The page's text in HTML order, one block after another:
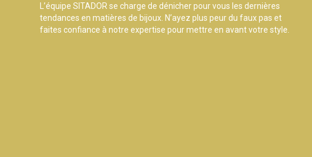
L’équipe SITADOR se charge de dénicher pour vous les dernières
tendances en matières de bijoux. N’ayez plus peur du faux pas et
faites confiance à notre expertise pour mettre en avant votre style.